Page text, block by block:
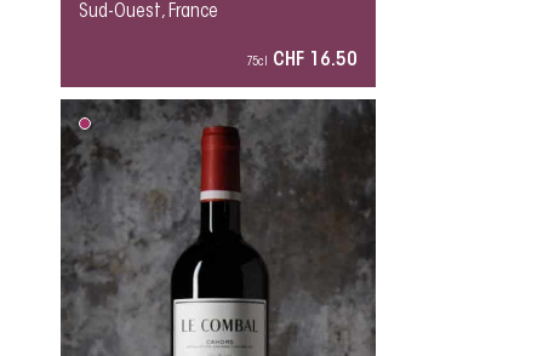
Sud-Ouest, France
75cl CHF 16.50